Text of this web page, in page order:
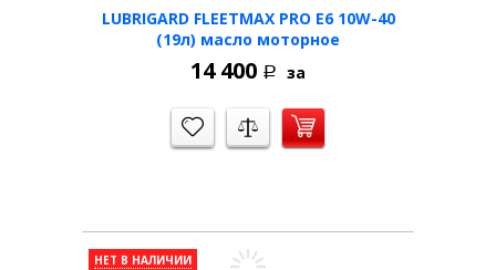
LUBRIGARD FLEETMAX PRO E6 10W-40
(19л) масло моторное
14 400 Р за
НЕТ В НАЛИЧИИ